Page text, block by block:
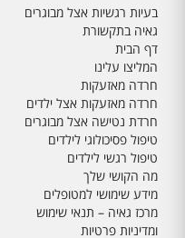
בעיות רגשיות אצל מבוגרים
גאיה בתקשורת
דף הבית
המליצו עלינו
חרדה מאזעקות
חרדה מאזעקות אצל ילדים
חרדת נטישה אצל מבוגרים
טיפול פסיכולוגי לילדים
טיפול רגשי לילדים
מה הקושי שלך
מידע שימושי למטופלים
מרכז גאיה – תנאי שימוש
ומדיניות פרטיות